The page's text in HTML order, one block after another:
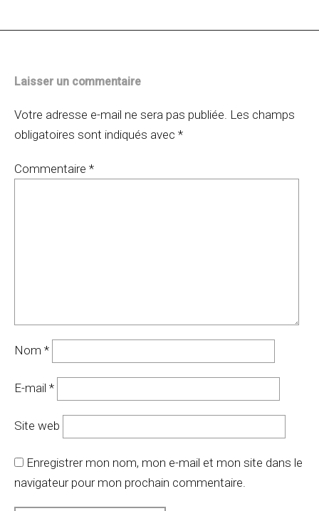
Laisser un commentaire
Votre adresse e-mail ne sera pas publiée. Les champs
obligatoires sont indiqués avec *
Commentaire *
Nom *
E-mail *
Site web
Enregistrer mon nom, mon e-mail et mon site dans le
navigateur pour mon prochain commentaire.